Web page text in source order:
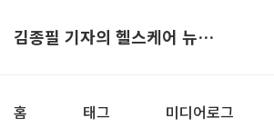
김종필 기자의 헬스케어 뉴스▶
홈 태그 미디어로그